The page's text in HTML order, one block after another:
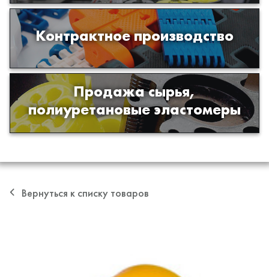
Контрактное производство
Производство изделий из пластиков
и полимеров по образцам либо
чертежам заказчика
Продажа сырья,
полиуретановые эластомеры
Продажа сырья для производства
изделий из полиуретана
Вернуться к списку товаров